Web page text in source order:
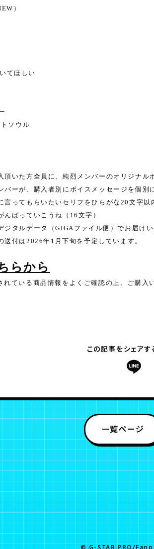
）
てほしい
ソウル
頂いた方全員に、純烈メンバーのオリジナル
バーが、購入者別にボイスメッセージを個別
言ってもらいたいセリフをひらがな20文字以
んばっていこうね（16文字）
ジタルデータ（GIGAファイル便）でお届けい
送付は2026年1月下旬を予定しています。
らから
ている商品情報をよくご確認の上、ご購入
この記事をシェアす
一覧ページ